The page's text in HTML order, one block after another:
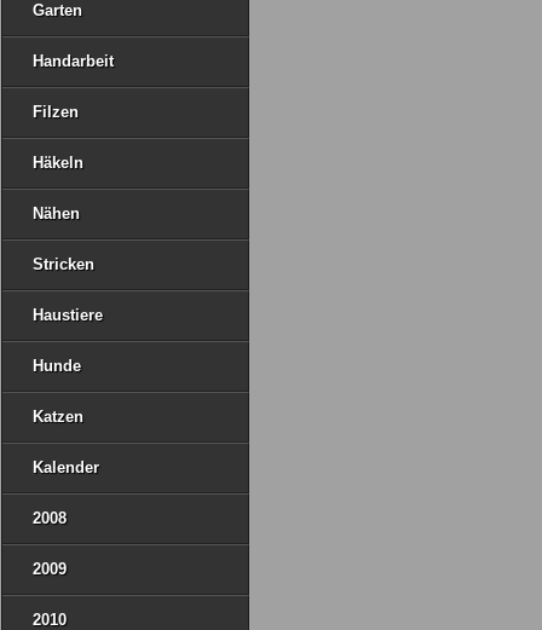
Garten
Handarbeit
Filzen
Häkeln
Nähen
Stricken
Haustiere
Hunde
Katzen
Kalender
2008
2009
2010